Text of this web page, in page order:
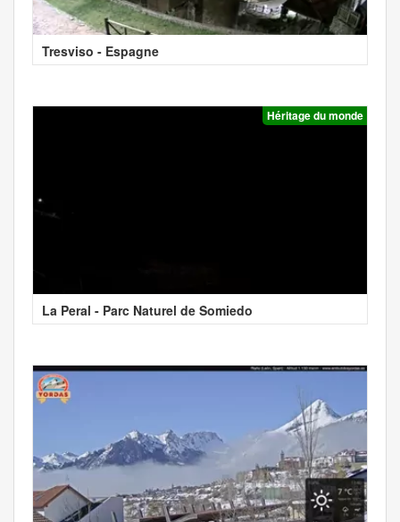
Tresviso - Espagne
Héritage du monde
La Peral - Parc Naturel de Somiedo